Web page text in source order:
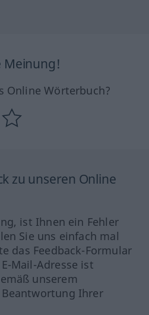
Meinung!
Online Wörterbuch?
zu unseren Online
ist Ihnen ein Fehler
Sie uns einfach mal
das Feedback-Formular
Mail-Adresse ist
unserem
Ihrer